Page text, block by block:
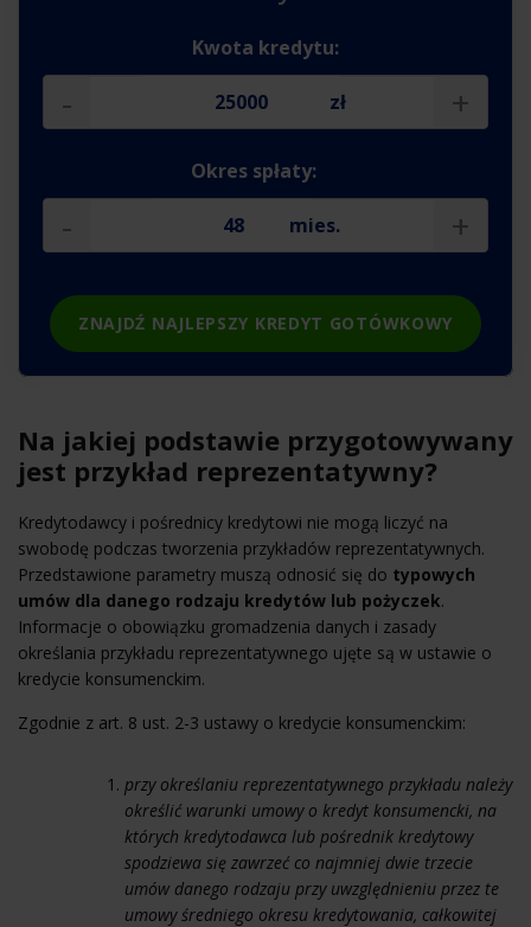
Kwota kredytu:
- zł +
Okres spłaty:
- mies. +
ZNAJDŹ NAJLEPSZY KREDYT GOTÓWKOWY
Na jakiej podstawie przygotowywany
jest przykład reprezentatywny?
Kredytodawcy i pośrednicy kredytowi nie mogą liczyć na
swobodę podczas tworzenia przykładów reprezentatywnych.
Przedstawione parametry muszą odnosić się do typowych
umów dla danego rodzaju kredytów lub pożyczek.
Informacje o obowiązku gromadzenia danych i zasady
określania przykładu reprezentatywnego ujęte są w ustawie o
kredycie konsumenckim.
Zgodnie z art. 8 ust. 2-3 ustawy o kredycie konsumenckim:
przy określaniu reprezentatywnego przykładu należy
określić warunki umowy o kredyt konsumencki, na
których kredytodawca lub pośrednik kredytowy
spodziewa się zawrzeć co najmniej dwie trzecie
umów danego rodzaju przy uwzględnieniu przez te
umowy średniego okresu kredytowania, całkowitej